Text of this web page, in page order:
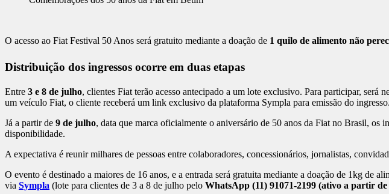
O acesso ao Fiat Festival 50 Anos será gratuito mediante a doação de 1 quilo de alimento não
Distribuição dos ingressos ocorre em duas etapas
Entre 3 e 8 de julho, clientes Fiat terão acesso antecipado a um lote exclusivo. Para participar,
um veículo Fiat, o cliente receberá um link exclusivo da plataforma Sympla para emissão do ingresso.
Já a partir de 9 de julho, data que marca oficialmente o aniversário de 50 anos da Fiat no Brasil,
disponibilidade.
A expectativa é reunir milhares de pessoas entre colaboradores, concessionários, jornalistas,
O evento é destinado a maiores de 16 anos, e a entrada será gratuita mediante a doação de 1kg de
via Sympla (lote para clientes de 3 a 8 de julho pelo WhatsApp (11) 91071-2199 (ativo a partir